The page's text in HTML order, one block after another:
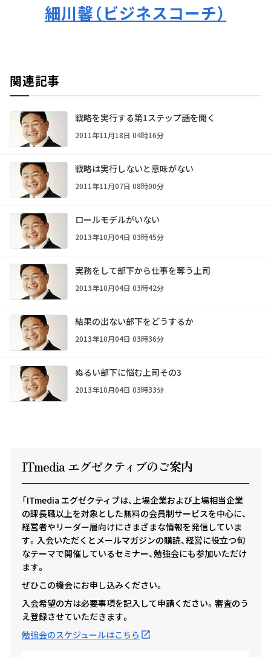
細川馨（ビジネスコーチ）
関連記事
戦略を実行する第1ステップ――話を聞く
2011年11月18日 04時16分
戦略は実行しないと意味がない
2011年11月07日 08時00分
ロールモデルがいない
2013年10月04日 03時45分
実務をして部下から仕事を奪う上司
2013年10月04日 03時42分
結果の出ない部下をどうするか
2013年10月04日 03時36分
ぬるい部下に悩む上司その3
2013年10月04日 03時33分
ITmedia エグゼクティ ブのご案内
「ITmedia エグゼクティブは、上場企業および上場相当企業
の課長職以上を対象とした無料の会員制サービスを中心に、
経営者やリーダー層向けにさまざまな情報を発信していま
す。入会いただくとメールマガジンの購読、経営に役立つ旬
なテーマで開催しているセミナー、勉強会にも参加いただけ
ます。
ぜひこの機会にお申し込みください。
入会希望の方は必要事項を記入して申請ください。審査のう
え登録させていただきます。
勉強会のスケジュールはこちら